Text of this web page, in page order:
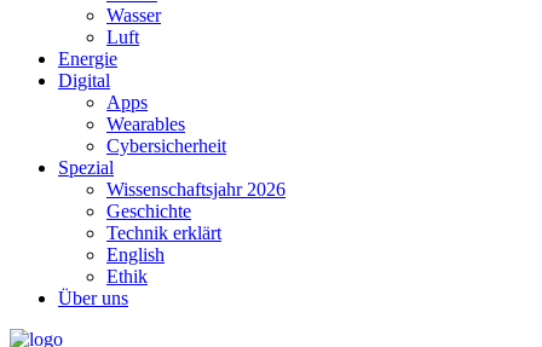
Wasser
Luft
Energie
Digital
Apps
Wearables
Cybersicherheit
Spezial
Wissenschaftsjahr 2026
Geschichte
Technik erklärt
English
Ethik
Über uns